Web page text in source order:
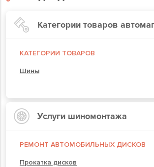
Категории товаров
КАТЕГОРИИ ТОВАРОВ
Шины
Услуги шиномонтажа
РЕМОНТ АВТОМОБИЛЬНЫХ ДИСКОВ
Прокатка дисков